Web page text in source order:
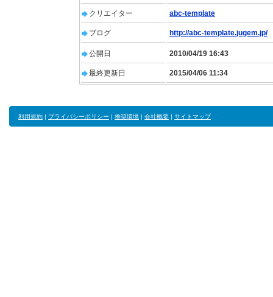
クリエイター abc-template
ブログ http://abc-template.jugem.jp/
公開日 2010/04/19 16:43
最終更新日 2015/04/06 11:34
利用規約 | プライバシーポリシー | 推奨環境 | 会社概要 | サイトマップ